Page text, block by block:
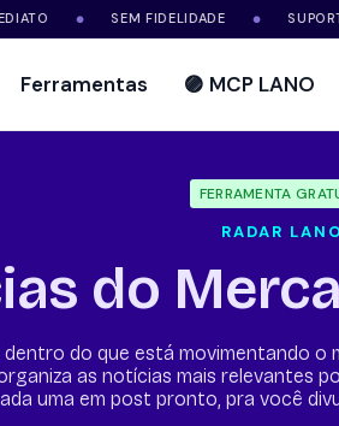
SEM FIDELIDADE ● SUPORTE
Ferramentas 🟣 MCP LANO
FERRAMENTA
RADAR LANO
do
dentro do que está movimentando o
as notícias mais relevantes
uma em post pronto, pra você